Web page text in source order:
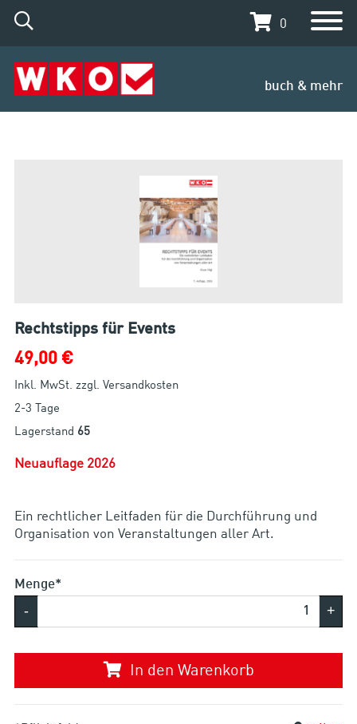
0
buch & mehr
Rechtstipps für Events
49,00 €
Inkl. MwSt. zzgl. Versandkosten
2-3 Tage
Lagerstand 65
Neuauflage 2026
Ein rechtlicher Leitfaden für die Durchführung und
Organisation von Veranstaltungen aller Art.
Menge*
- +
In den Warenkorb